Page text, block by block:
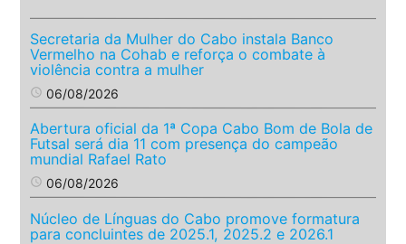
Secretaria da Mulher do Cabo instala Banco
Vermelho na Cohab e reforça o combate à
violência contra a mulher
access_time 06/08/2026
Abertura oficial da 1ª Copa Cabo Bom de Bola de
Futsal será dia 11 com presença do campeão
mundial Rafael Rato
access_time 06/08/2026
Núcleo de Línguas do Cabo promove formatura
para concluintes de 2025.1, 2025.2 e 2026.1